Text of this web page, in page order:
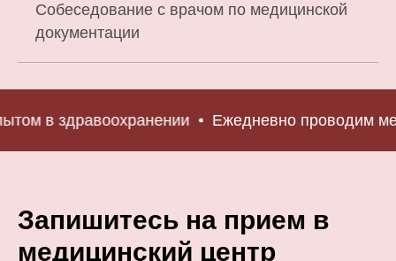
Собеседование с врачом по медицинской
документации
в здравоохранении Ежедневно проводим
Запишитесь на прием в
медицинский центр